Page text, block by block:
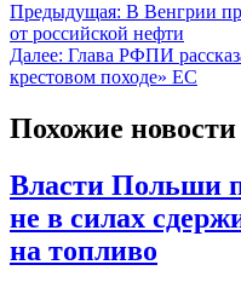
Предыдущая: В Венгрии
от российской нефти
Далее: Глава РФПИ
крестовом походе» ЕС
Похожие новости
Власти Польши
не в силах
на топливо